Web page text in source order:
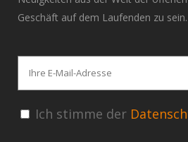
Geschäft auf dem Laufenden zu sein.
Ich stimme der